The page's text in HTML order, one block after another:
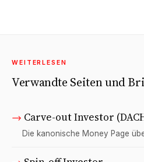
WEITERLESEN
Verwandte Seiten und
→ Carve-out Investor
Die kanonische Money Page